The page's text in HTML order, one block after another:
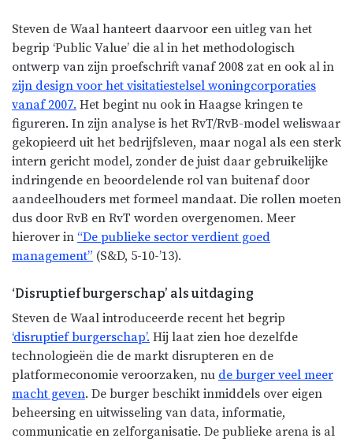
Steven de Waal hanteert daarvoor een uitleg van het
begrip ‘Public Value’ die al in het methodologisch
ontwerp van zijn proefschrift vanaf 2008 zat en ook al in
zijn design voor het visitatiestelsel woningcorporaties
vanaf 2007. Het begint nu ook in Haagse kringen te
figureren. In zijn analyse is het RvT/RvB-model weliswaar
gekopieerd uit het bedrijfsleven, maar nogal als een sterk
intern gericht model, zonder de juist daar gebruikelijke
indringende en beoordelende rol van buitenaf door
aandeelhouders met formeel mandaat. Die rollen moeten
dus door RvB en RvT worden overgenomen. Meer
hierover in “De publieke sector verdient goed
management” (S&D, 5-10-’13).
‘Disruptief burgerschap’ als uitdaging
Steven de Waal introduceerde recent het begrip
‘disruptief burgerschap’. Hij laat zien hoe dezelfde
technologieën die de markt disrupteren en de
platformeconomie veroorzaken, nu de burger veel meer
macht geven. De burger beschikt inmiddels over eigen
beheersing en uitwisseling van data, informatie,
communicatie en zelforganisatie. De publieke arena is al